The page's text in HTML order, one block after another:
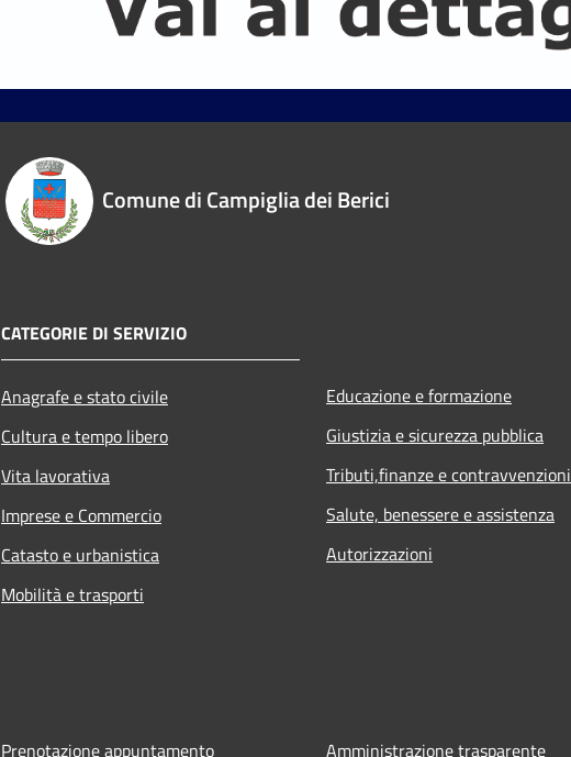
Comune di Campiglia dei Berici
CATEGORIE DI SERVIZIO
Anagrafe e stato civile
Cultura e tempo libero
Vita lavorativa
Imprese e Commercio
Catasto e urbanistica
Mobilità e trasporti
Educazione e formazione
Giustizia e sicurezza pubblica
Tributi,finanze e contravvenzioni
Salute, benessere e assistenza
Autorizzazioni
Prenotazione appuntamento Amministrazione trasparente